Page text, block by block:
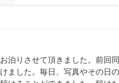
泊りさせて頂きました。前回同
ました。毎日、写真やその日